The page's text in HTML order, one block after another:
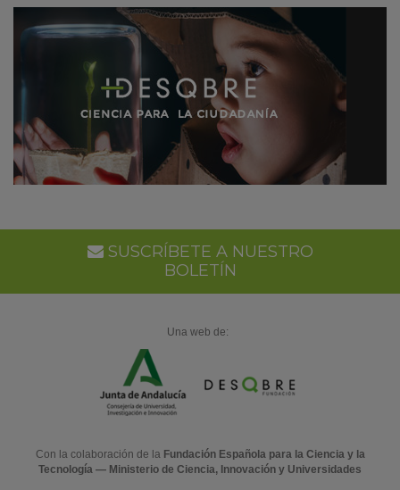
SUSCRÍBETE A NUESTRO
BOLETÍN
Una web de:
Con la colaboración de la Fundación Española para la Ciencia y la
Tecnología — Ministerio de Ciencia, Innovación y Universidades